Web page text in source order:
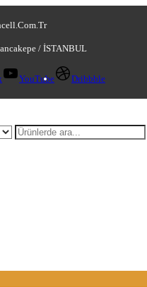
/ İSTANBUL
YouTube Dribbble